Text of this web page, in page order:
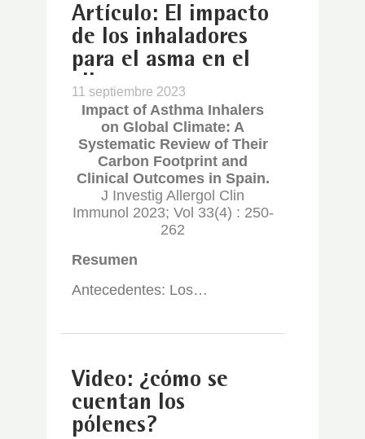
Artículo: El impacto
de los inhaladores
para el asma en el
clima.
11 septiembre 2023
Impact of Asthma Inhalers
on Global Climate: A
Systematic Review of Their
Carbon Footprint and
Clinical Outcomes in Spain.
J Investig Allergol Clin
Immunol 2023; Vol 33(4) : 250-
262
Resumen
Antecedentes: Los…
Video: ¿cómo se
cuentan los
pólenes?